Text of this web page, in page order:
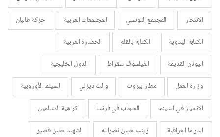
الانتحار
المجتمع التونسي المجتمعات العربية
حركة طالبان
الكتابة اليدوية
الكتابة بالقلم
الحضارة العربية
اليونان القديمة
الفيلسوف سقراط
الدول الخليجية
وزارة العمل
مطار بيروت والت ديزني
السينما الأوروبية
الانحياز في السينما
الحجاب في فرنسا
كراهية المسلمين
الدراما العراقية
زينب حسن نصرالله
الشهيد حسن قصير